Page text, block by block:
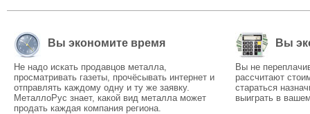
Вы экономите время
Не надо искать продавцов металла,
просматривать газеты, прочёсывать интернет и
отправлять каждому одну и ту же заявку.
МеталлоРус знает, какой вид металла может
продать каждая компания региона.
Вы
Вы не
рассчитают
стараться
выиграть в